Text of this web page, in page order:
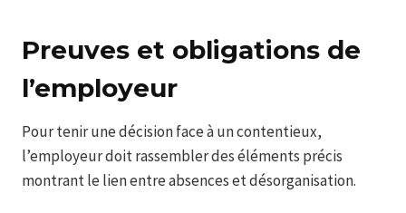
Preuves et obligations de
l’employeur
Pour tenir une décision face à un contentieux,
l’employeur doit rassembler des éléments précis
montrant le lien entre absences et désorganisation.